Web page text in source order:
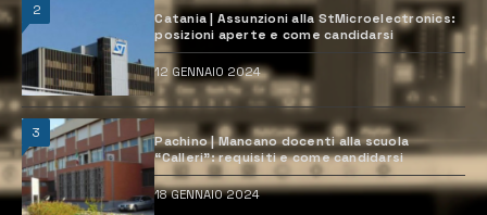
2
Catania | Assunzioni alla StMicroelectronics:
posizioni aperte e come candidarsi
12 GENNAIO 2024
3
Pachino | Mancano docenti alla scuola
“Calleri”: requisiti e come candidarsi
18 GENNAIO 2024